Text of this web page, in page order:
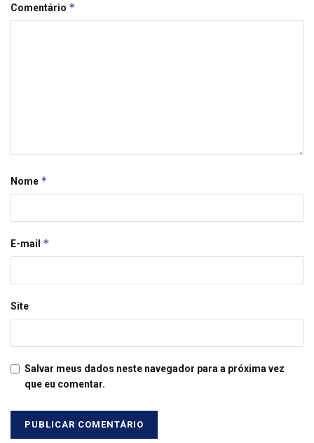
Comentário *
Nome *
E-mail *
Site
Salvar meus dados neste navegador para a próxima vez
que eu comentar.